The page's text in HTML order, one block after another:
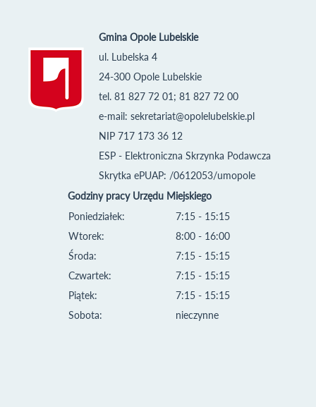
Gmina Opole Lubelskie
ul. Lubelska 4
24-300 Opole Lubelskie
tel. 81 827 72 01; 81 827 72 00
e-mail: sekretariat@opolelubelskie.pl
NIP 717 173 36 12
ESP - Elektroniczna Skrzynka Podawcza
Skrytka ePUAP: /0612053/umopole
Godziny pracy Urzędu Miejskiego
Poniedziałek:
Wtorek:
Środa:
Czwartek:
Piątek:
Sobota:
7:15 - 15:15
8:00 - 16:00
7:15 - 15:15
7:15 - 15:15
7:15 - 15:15
nieczynne